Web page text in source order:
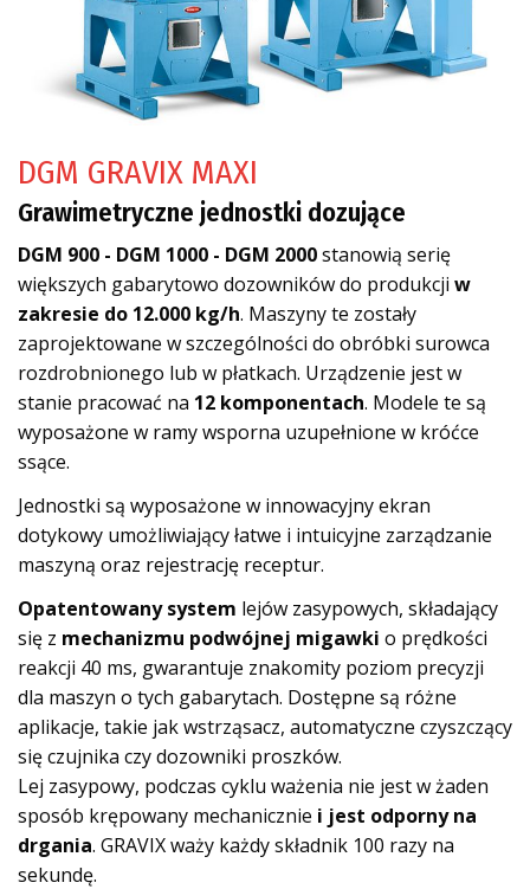
DGM GRAVIX MAXI
Grawimetryczne jednostki dozujące
DGM 900 - DGM 1000 - DGM 2000stanowią serię
większych gabarytowo dozowników do produkcji w
zakresie do 12.000 kg/h. Maszyny te zostały
zaprojektowane w szczególności do obróbki surowca
rozdrobnionego lub w płatkach. Urządzenie jest w
stanie pracować na 12 komponentach. Modele te są
wyposażone w ramy wsporna uzupełnione w króćce
ssące.
Jednostki są wyposażone w innowacyjny ekran
dotykowy umożliwiający łatwe i intuicyjne zarządzanie
maszyną oraz rejestrację receptur.
Opatentowany system lejów zasypowych, składający
się z mechanizmu podwójnej migawki o prędkości
reakcji 40 ms, gwarantuje znakomity poziom precyzji
dla maszyn o tych gabarytach. Dostępne są różne
aplikacje, takie jak wstrząsacz, automatyczne czyszczący
się czujnika czy dozowniki proszków.
Lej zasypowy, podczas cyklu ważenia nie jest w żaden
sposób krępowany mechanicznie i jest odporny na
drgania. GRAVIX waży każdy składnik 100 razy na
sekundę.